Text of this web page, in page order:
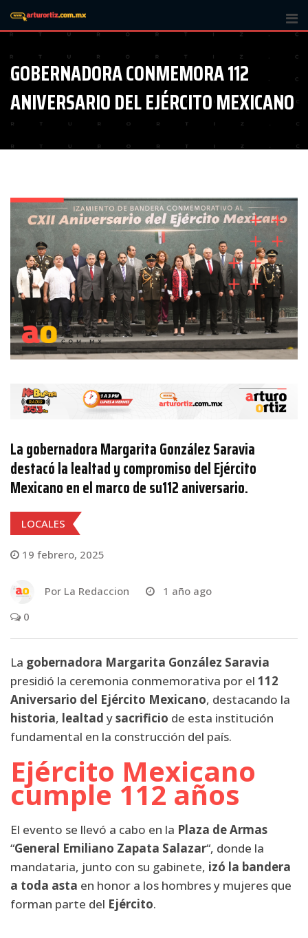
GOBERNADORA CONMEMORA 112
ANIVERSARIO DEL EJÉRCITO MEXICANO
La gobernadora Margarita González Saravia
destacó la lealtad y compromiso del Ejército
Mexicano en el marco de su112 aniversario.
LOCALES
19 febrero, 2025
Por La Redaccion
1 año ago
0
La gobernadora Margarita González Saravia
presidió la ceremonia conmemorativa por el 112
Aniversario del Ejército Mexicano, destacando la
historia, lealtad ysacrificio de esta institución
fundamental en la construcción del país.
Ejército Mexicano
cumple 112 años
El evento se llevó a cabo en la Plaza de Armas
“General Emiliano Zapata Salazar“, donde la
mandataria, junto con su gabinete, izó la bandera
a toda asta en honor a los hombres y mujeres que
forman parte del Ejército.